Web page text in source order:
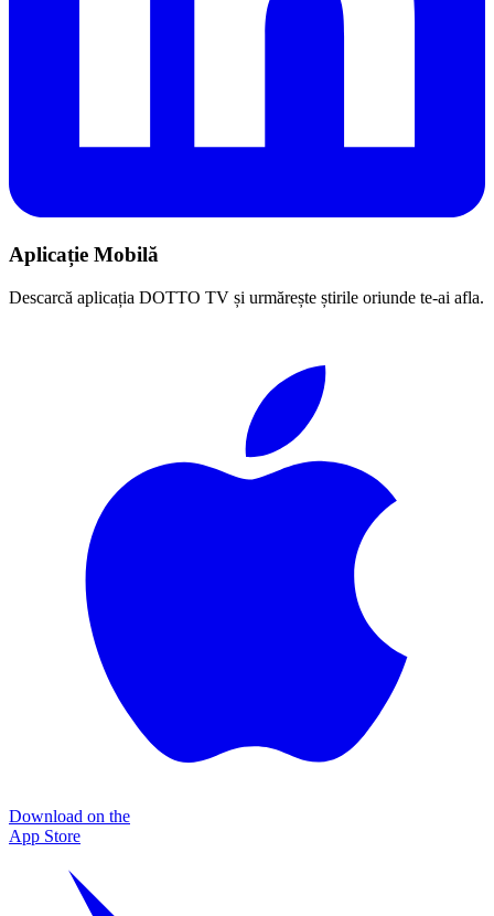
Aplicație Mobilă
Descarcă aplicația DOTTO TV și urmărește știrile oriunde te-ai afla.
Download on the
App Store